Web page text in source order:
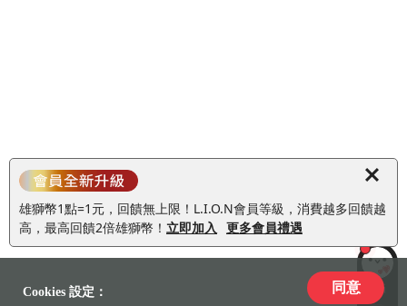
雄獅幣1點=1元，回饋無上限！L.I.O.N會員等級，消費越多回饋越
高，最高回饋2倍雄獅幣！ 立即加入 更多會員禮遇
LiLi
Cookies 設定： 同意